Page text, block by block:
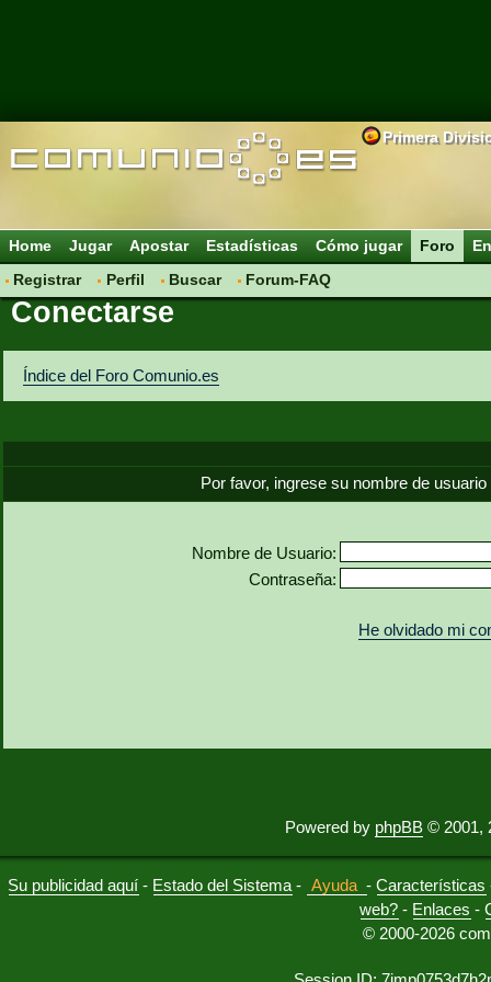
Primera
Home Jugar Apostar Estadísticas Cómo jugar
Foro
Registrar
Perfil Buscar Forum-FAQ
Conectarse
Índice del Foro Comunio.es
Por favor, ingrese su nombre de
Nombre de Usuario:
Contraseña:
He olvidado mi
Powered by phpBB © 2001,
Su publicidad aquí - Estado del Sistema - Ayuda -Características
web? - Enlaces -
© 2000-2026